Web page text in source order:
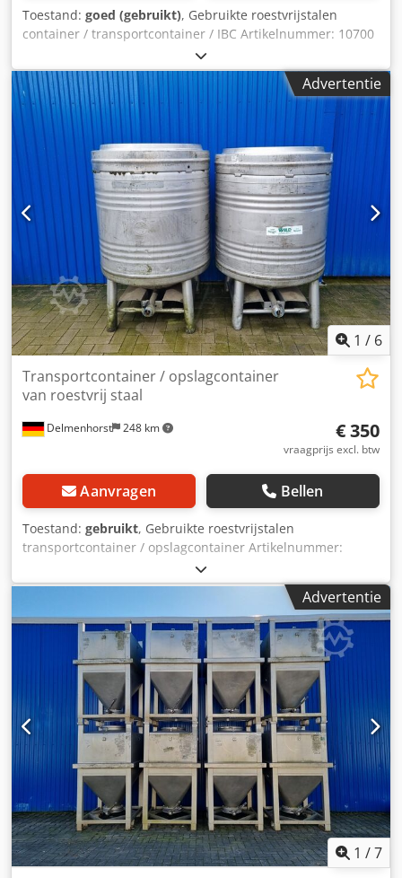
Toestand: goed (gebruikt), Gebruikte roestvrijstalen
container / transportcontainer / IBC Artikelnummer: 10700
Laatste gebruik: Aromaproductie Inhoud: 1000 liter
Djdpekn R Hrofx Afqsck Type: Staand in roestvrijstalen
stapelframe Materiaal (bevochtigde onderdelen): 1.4301 /
AISI304 Mangat: 400mm Uitvoering: Enkelwandig Werkdruk
volgens typeplaatje: +0,27 Bar Afmetingen tank: Totale
breedte: 1000mm Totale lengte: 1200mm Totale hoogte:
1525mm Materialen: Binnenkant: 1.4301 / AISI 304
Buitenkant: 1.4301 / AISI 304 Voorzieningen: Typeplaatje: Ja
Diameter uitloop: 32mm Afvoerkraan: Kogelkraan Afstand
afvoer tot vloer: 230mm Gewicht leeg: 208 KG
Advertentie
1 / 6
Delmenhorst 248 km
Transportcontainer / opslagcontainer
van roestvrij staal
€ 350
vraagprijs excl. btw
Aanvragen Bellen
Toestand: gebruikt, Gebruikte roestvrijstalen
transportcontainer / opslagcontainer Artikelnummer:
10837 Eindgebruik: Voedsel Inhoud: ca. 650L Type: Staand
op vier poten met heftrucktunnel Materiaal (bevochtigde
delen): 1.4301 / AISI304 Uitvoering: Enkelwandig
Afmetingen container: Mangat: 400mm Dcsdpowcd T Hjfx
Afqjk Buitendiameter: 1000 mm Cilinder Hoogte: 800 mm
Totale hoogte: 1530 mm / 1560 mm Totale breedte: 1000
mm Totale lengte: 1000 mm Materialen: Binnenkant:
1.4301 / AISI 304 Buitenkant: 1.4301 / AISI 304 Faciliteiten:
Uitlaat: DN50 DIN11851 Uitlaatklep: schijfklep Afstand van
afvoer tot vloer: 180 mm Hoogte van de voeten: 450 mm
Naamplaatje: nee
Advertentie
1 /7